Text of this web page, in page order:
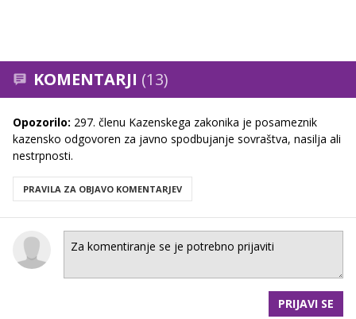
KOMENTARJI (13)
Opozorilo: 297. členu Kazenskega zakonika je posameznik
kazensko odgovoren za javno spodbujanje sovraštva, nasilja ali
nestrpnosti.
PRAVILA ZA OBJAVO KOMENTARJEV
PRIJAVI SE